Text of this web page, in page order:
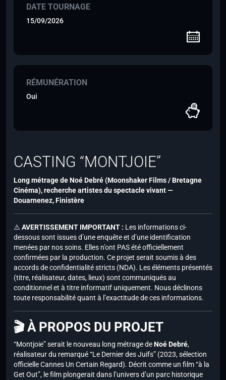
DATE TOURNAGE
15/09/2026
RÉMUNÉRATION
Oui
CASTING “MONTJOIE”
Long métrage deNoé Debré(Moonshaker Films / Bretagne
Cinéma), recherche artistes du spectacle vivant —
Douarnenez, Finistère
⚠️ AVERTISSEMENT IMPORTANT : Les informations ci-
dessous sont issues d’une enquête et d’une identification
menées par nos soins. Elles n’ont PAS été officiellement
confirmées par la production. Ce projet serait soumis à des
accords de confidentialité stricts (NDA). Les éléments présentés
(titre, réalisateur, dates, lieux) sont communiqués au
conditionnel et à titre informatif uniquement. Nous déclinons
toute responsabilité quant à l’exactitude de ces informations.
🎬 À PROPOS DU PROJET
“Montjoie” serait le nouveau long métrage deNoé Debré,
réalisateur du remarqué “Le Dernier des Juifs” (2023, sélection
officielle Cannes Un Certain Regard). Décrit comme un film “à la
Get Out”, le film plongerait dans l’univers d’un parc historique